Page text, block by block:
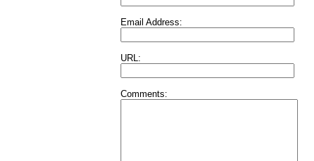
Email Address:
URL:
Comments: